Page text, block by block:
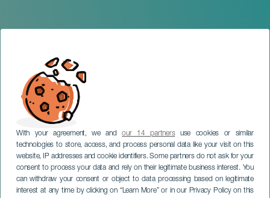
With your agreement, we andour 14 partnersuse cookies or similar
technologies to store, access, and process personal data like your visit on this
website, IP addresses and cookie identifiers. Some partners do not ask for your
consent to process your data and rely on their legitimate business interest. You
can withdraw your consent or object to data processing based on legitimate
interest at any time by clicking on “Learn More” or in our Privacy Policy on this
TENERIFE